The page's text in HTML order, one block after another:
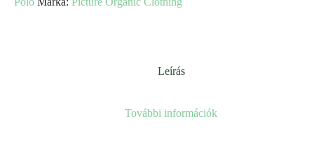
Leírás
További információk